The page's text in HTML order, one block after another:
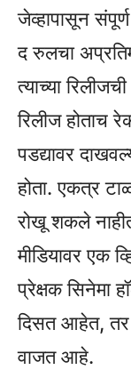
जेव्हापासून
द रुलचा
त्याच्या
रिलीज होताच
पडद्यावर
होता. एकत्र
रोखू शकले
मीडियावर एक
प्रेक्षक सिनेमा
दिसत आहेत, तर
वाजत आहे.